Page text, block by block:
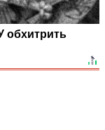
обхитрить